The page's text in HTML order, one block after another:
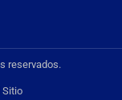
reservados.
Sitio